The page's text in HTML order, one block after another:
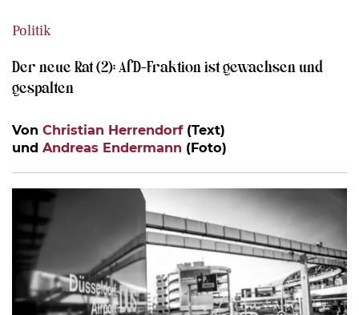
Politik
Der neue Rat (2): AfD-Fraktion ist gewachsen und
gespalten
Von Christian Herrendorf(Text)
und Andreas Endermann (Foto)